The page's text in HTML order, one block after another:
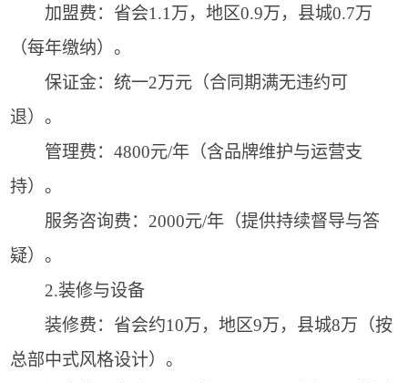
加盟费：省会1.1万，地区0.9万，县城0.7万
（每年缴纳）。
保证金：统一2万元（合同期满无违约可
退）。
管理费：4800元/年（含品牌维护与运营支
持）。
服务咨询费：2000元/年（提供持续督导与答
疑）。
2.装修与设备
装修费：省会约10万，地区9万，县城8万（按
总部中式风格设计）。